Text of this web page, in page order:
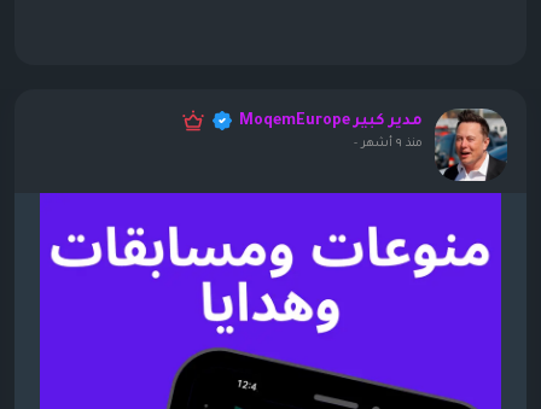
مدير كبير MoqemEurope
منذ ٩ أشهر -